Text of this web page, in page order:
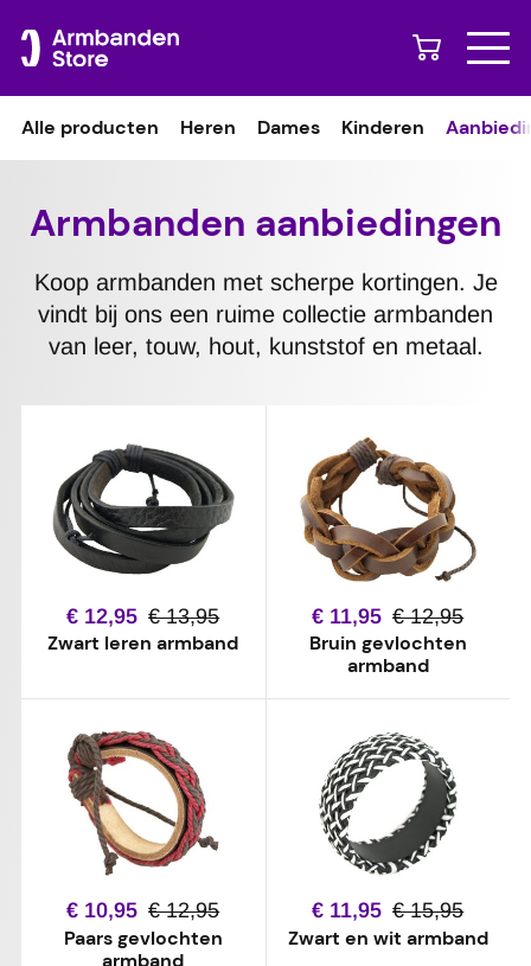
Alle producten Heren Dames Kinderen
Armbanden aanbiedingen
Koop armbanden met scherpe kortingen. Je
vindt bij ons een ruime collectie armbanden
van leer, touw, hout, kunststof en metaal.
Zwart leren armband
€ 12,95 € 13,95
Bruin gevlochten
armband
€ 11,95 € 12,95
Paars gevlochten
armband
€ 10,95 € 12,95
Zwart en wit armband
€ 11,95 € 15,95